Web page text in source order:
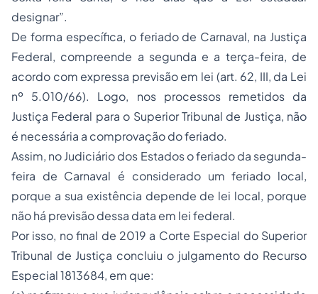
designar”.
De forma específica, o feriado de Carnaval, na Justiça
Federal, compreende a segunda e a terça-feira, de
acordo com expressa previsão em lei (art. 62, III, da Lei
nº 5.010/66). Logo, nos processos remetidos da
Justiça Federal para o Superior Tribunal de Justiça, não
é necessária a comprovação do feriado.
Assim, no Judiciário dos Estados o feriado da segunda-
feira de Carnaval é considerado um feriado local,
porque a sua existência depende de lei local, porque
não há previsão dessa data em lei federal.
Por isso, no final de 2019 a Corte Especial do Superior
Tribunal de Justiça concluiu o julgamento do Recurso
Especial 1813684, em que: